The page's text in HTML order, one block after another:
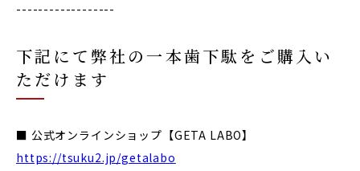
------------------
下記にて弊社の一本歯下駄をご購入い
ただけます
■ 公式オンラインショップ【GETA LABO】
https://tsuku2.jp/getalabo